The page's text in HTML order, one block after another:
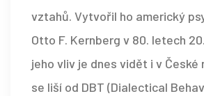
vztahů. Vytvořil ho americký
Otto F. Kernberg v 80. letech
jeho vliv je dnes vidět i v České
se liší od DBT (Dialectical